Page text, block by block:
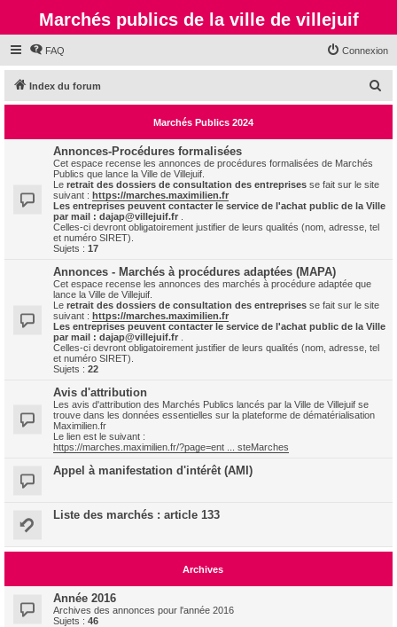
Marchés publics de la ville de villejuif
FAQ Connexion
Index du forum
e
c
Marchés Publics 2024
Annonces-Procédures formalisées
Cet espace recense les annonces de procédures formalisées de Marchés
Publics que lance la Ville de Villejuif.
Le retrait des dossiers de consultation des entreprises se fait sur le site
suivant : https://marches.maximilien.fr
Les entreprises peuvent contacter le service de l'achat public de la Ville
par mail : dajap@villejuif.fr
Celles-ci devront obligatoirement justifier de leurs qualités (nom, adresse, tel
et numéro SIRET).
Sujets : 17
Annonces - Marchés à procédures adaptées (MAPA)
Cet espace recense les annonces des marchés à procédure adaptée que
lance la Ville de Villejuif.
Le retrait des dossiers de consultation des entreprises se fait sur le site
suivant : https://marches.maximilien.fr
Les entreprises peuvent contacter le service de l'achat public de la Ville
par mail : dajap@villejuif.fr
Celles-ci devront obligatoirement justifier de leurs qualités (nom, adresse, tel
et numéro SIRET).
Sujets : 22
Avis d'attribution
Les avis d'attribution des Marchés Publics lancés par la Ville de Villejuif se
trouve dans les données essentielles sur la plateforme de dématérialisation
Maximilien.fr
Le lien est le suivant :
https://marches.maximilien.fr/?page=ent ... steMarches
Appel à manifestation d'intérêt (AMI)
Liste des marchés : article 133
Archives
Année 2016
Archives des annonces pour l'année 2016
Sujets : 46